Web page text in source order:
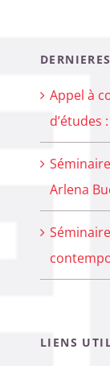
Appel à
d’études
Arlena
LIENS